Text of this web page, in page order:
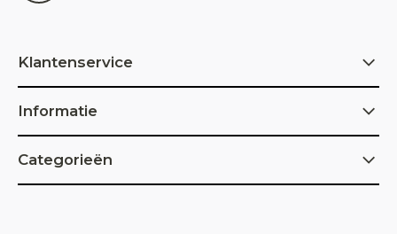
Klantenservice
Informatie
Categorieën